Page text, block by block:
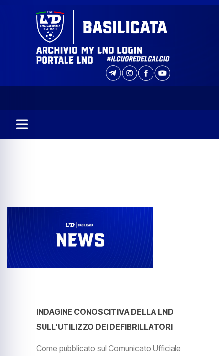
INDAGINE CONOSCITIVA DELLA LND
SULL’UTILIZZO DEI DEFIBRILLATORI
Come pubblicato sul Comunicato Ufficiale